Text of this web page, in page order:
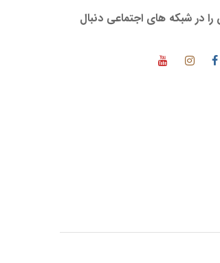
را در شبکه های اجتماعی دنبال